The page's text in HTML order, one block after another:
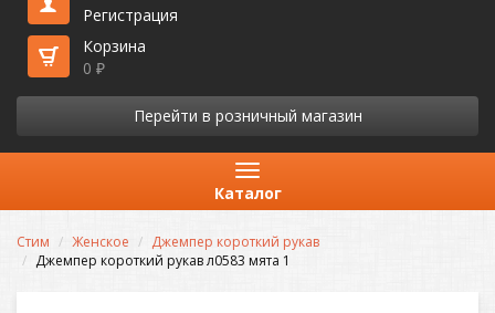
Регистрация
Корзина
0 ₽
Перейти в розничный магазин
Каталог
Стим Женское
Джемпер короткий рукав
Джемпер короткий рукав л0583 мята 1